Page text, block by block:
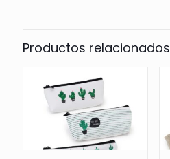
Productos relacionados